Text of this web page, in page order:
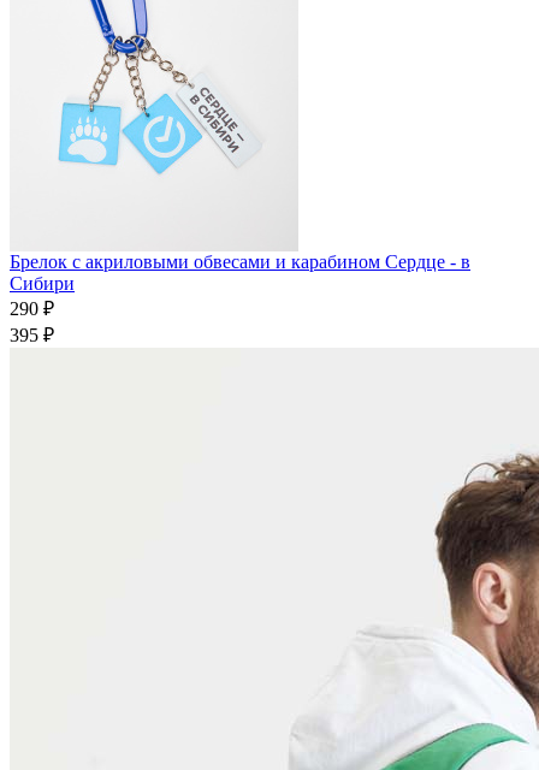
Брелок с акриловыми обвесами и карабином Сердце - в
Сибири
290 ₽
395 ₽